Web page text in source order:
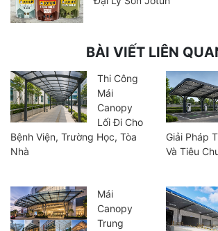
BÀI VIẾT LIÊN
Thi Công
Mái
Canopy
Lối Đi Cho
Bệnh Viện, Trường Học, Tòa
Nhà
Giải Pháp
Và Tiêu
Mái
Canopy
Trung